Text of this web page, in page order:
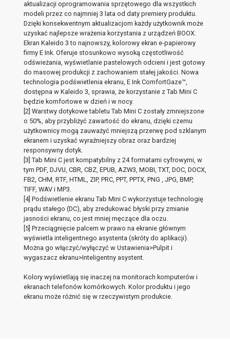
aktualizacji oprogramowania sprzętowego dla wszystkich
modeli przez co najmniej 3 lata od daty premiery produktu.
Dzięki konsekwentnym aktualizacjom każdy użytkownik może
uzyskać najlepsze wrażenia korzystania z urządzeń BOOX.
Ekran Kaleido 3 to najnowszy, kolorowy ekran e-papierowy
firmy E Ink. Oferuje stosunkowo wysoką częstotliwość
odświeżania, wyświetlanie pastelowych odcieni i jest gotowy
do masowej produkcji z zachowaniem stałej jakości. Nowa
technologia podświetlenia ekranu, E Ink ComfortGaze™,
dostępna w Kaleido 3, sprawia, że korzystanie z Tab Mini C
będzie komfortowe w dzień i w nocy.
[2] Warstwy dotykowe tabletu Tab Mini C zostały zmniejszone
o 50%, aby przybliżyć zawartość do ekranu, dzięki czemu
użytkownicy mogą zauważyć mniejszą przerwę pod szklanym
ekranem i uzyskać wyraźniejszy obraz oraz bardziej
responsywny dotyk.
[3] Tab Mini C jest kompatybilny z 24 formatami cyfrowymi, w
tym PDF, DJVU, CBR, CBZ, EPUB, AZW3, MOBI, TXT, DOC, DOCX,
FB2, CHM, RTF, HTML, ZIP, PRC, PPT, PPTX, PNG , JPG, BMP,
TIFF, WAV i MP3.
[4] Podświetlenie ekranu Tab Mini C wykorzystuje technologię
prądu stałego (DC), aby zredukować błyski przy zmianie
jasności ekranu, co jest mniej męczące dla oczu.
[5] Przeciągnięcie palcem w prawo na ekranie głównym
wyświetla inteligentnego asystenta (skróty do aplikacji).
Można go włączyć/wyłączyć w Ustawienia>Pulpit i
wygaszacz ekranu>Inteligentny asystent.
Kolory wyświetlają się inaczej na monitorach komputerów i
ekranach telefonów komórkowych. Kolor produktu i jego
ekranu może różnić się w rzeczywistym produkcie.